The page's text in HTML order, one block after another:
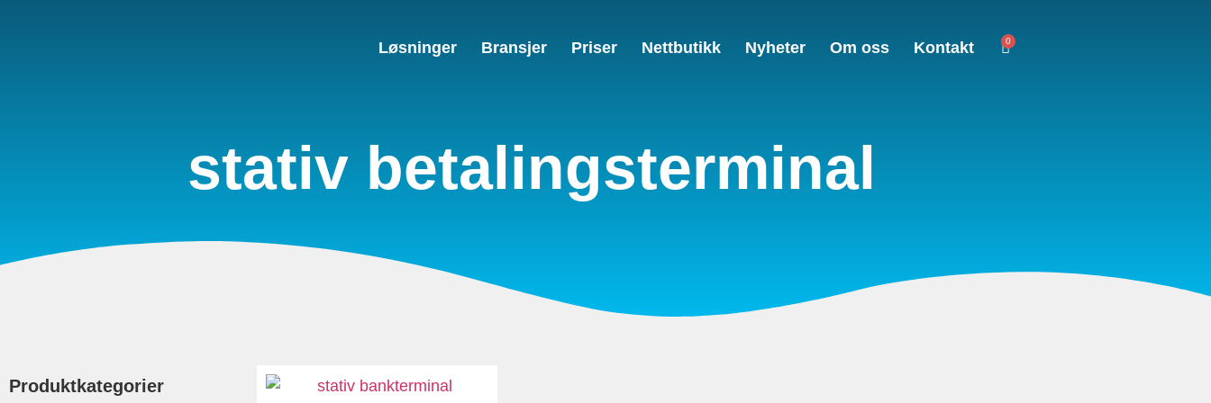
Løsninger Bransjer Priser Nettbutikk Nyheter Om oss Kontakt 0
stativ betalingsterminal
Produktkategorier